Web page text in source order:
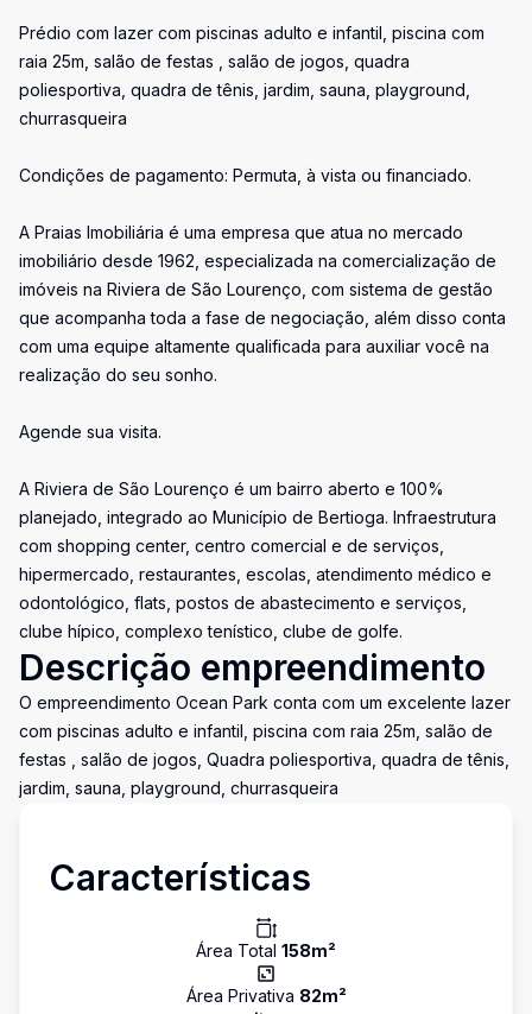
Prédio com lazer com piscinas adulto e infantil, piscina com
raia 25m, salão de festas , salão de jogos, quadra
poliesportiva, quadra de tênis, jardim, sauna, playground,
churrasqueira
Condições de pagamento: Permuta, à vista ou financiado.
A Praias Imobiliária é uma empresa que atua no mercado
imobiliário desde 1962, especializada na comercialização de
imóveis na Riviera de São Lourenço, com sistema de gestão
que acompanha toda a fase de negociação, além disso conta
com uma equipe altamente qualificada para auxiliar você na
realização do seu sonho.
Agende sua visita.
A Riviera de São Lourenço é um bairro aberto e 100%
planejado, integrado ao Município de Bertioga. Infraestrutura
com shopping center, centro comercial e de serviços,
hipermercado, restaurantes, escolas, atendimento médico e
odontológico, flats, postos de abastecimento e serviços,
clube hípico, complexo tenístico, clube de golfe.
Descrição empreendimento
O empreendimento Ocean Park conta com um excelente lazer
com piscinas adulto e infantil, piscina com raia 25m, salão de
festas , salão de jogos, Quadra poliesportiva, quadra de tênis,
jardim, sauna, playground, churrasqueira
Características
Área Total 158m²
Área Privativa 82m²